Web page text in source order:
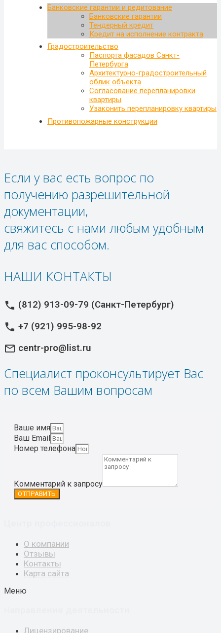
Банковские гарантии и редитование
Банковские гарантии
Тендерный кредит
Кредит на исполнение контракта
Градостроительство
Паспорта фасадов Санкт-
Петербурга
Архитектурно-градостроительный
облик объекта
Согласование перепланировки
квартиры
Узаконить перепланировку квартиры
Противопожарные конструкции
Если у вас есть вопрос по
получению разрешительной
документации,
свяжитесь с нами любым удобным
для вас способом.
НАШИ КОНТАКТЫ
phone (812) 913-09-79 (Санкт-Петербург)
phone +7 (921) 995-98-92
mail_outline centr-pro@list.ru
Специалист проконсультирует Вас
по всем Вашим вопросам
Ваше имя
Ваш Email
Номер телефона
Комментарий к запросу
ОТПРАВИТЬ
О компании
Отзывы
Контакты
Карта сайта
Меню
Лицензирование